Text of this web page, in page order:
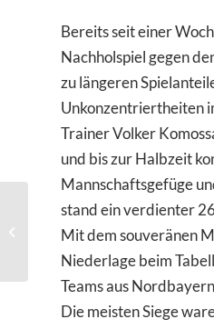
Bereits seit einer
Nachholspiel gegen
zu längeren
Unkonzentriertheiten
Trainer Volker
und bis zur Halbzeit
Mannschaftsgefüge
stand ein verdienter
Mit dem souveränen
Niederlage beim
Teams aus
Die meisten Siege
Schulmannschaft